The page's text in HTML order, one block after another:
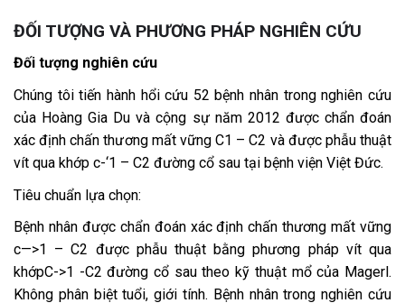
ĐỐI TƯỢNG VÀ PHƯƠNG PHÁP NGHIÊN CỨU
Đối tượng nghiên cứu
Chúng tôi tiến hành hổi cứu 52 bệnh nhân trong nghiên cứu
của Hoàng Gia Du và cộng sự năm 2012 được chẩn đoán
xác định chấn thương mất vững C1 – C2 và được phẫu thuật
vít qua khớp c-‘1 – C2 đường cổ sau tại bệnh viện Việt Đức.
Tiêu chuẩn lựa chọn:
Bệnh nhân được chẩn đoán xác định chấn thương mất vững
c—>1 – C2 được phẫu thuật bằng phương pháp vít qua
khớpC->1 -C2 đường cổ sau theo kỹ thuật mổ của Magerl.
Không phân biệt tuổi, giới tính. Bệnh nhân trong nghiên cứu